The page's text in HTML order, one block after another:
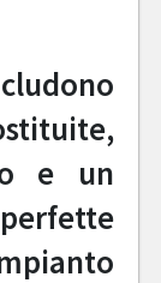
e un